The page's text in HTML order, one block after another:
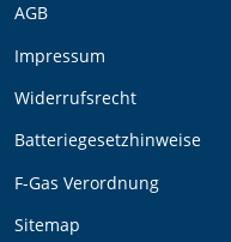
AGB
Impressum
Widerrufsrecht
Batteriegesetzhinweise
F-Gas Verordnung
Sitemap